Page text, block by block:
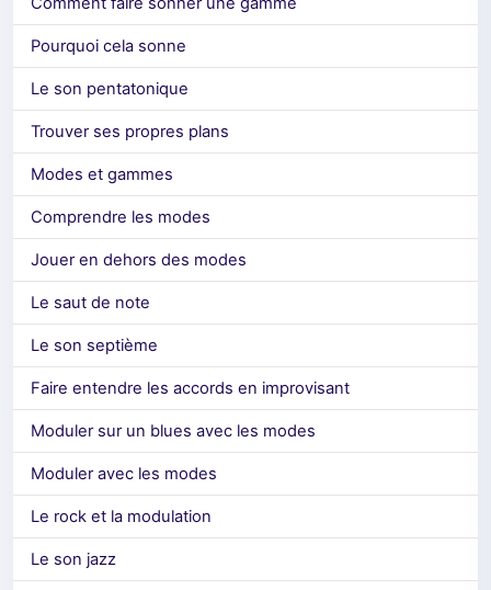
Pourquoi cela sonne
Le son pentatonique
Trouver ses propres plans
Modes et gammes
Comprendre les modes
Jouer en dehors des modes
Le saut de note
Le son septième
Faire entendre les accords en improvisant
Moduler sur un blues avec les modes
Moduler avec les modes
Le rock et la modulation
Le son jazz